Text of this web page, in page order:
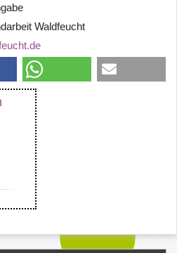
Waldfeucht